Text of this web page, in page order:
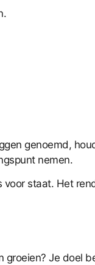
genoemd,
nemen.
staat. Het
Je doel